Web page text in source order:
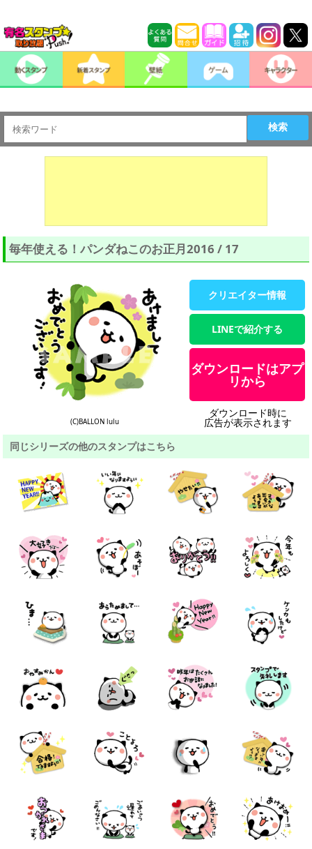
検索
毎年使える！パンダねこのお正月2016 / 17
(C)BALLON lulu
クリエイター情報
LINEで紹介する
ダウンロードはアプ
リから
ダウンロード時に
広告が表示されます
同じシリーズの他のスタンプはこちら